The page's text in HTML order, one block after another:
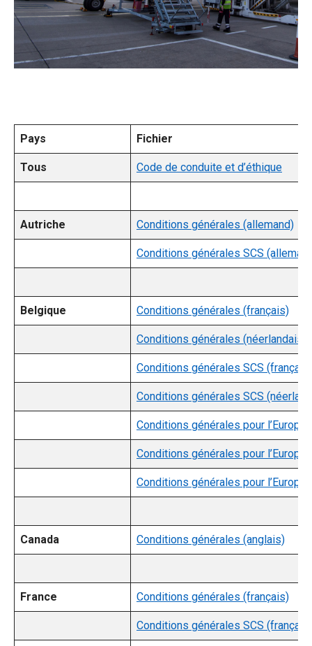
Pays Fichier
Tous Code de conduite et d’éthique
Autriche Conditions générales (allemand)
Conditions générales SCS
Belgique Conditions générales (français)
Conditions générales (néerlandais)
Conditions générales SCS (français)
Conditions générales SCS
Conditions générales pour l’Europe
Conditions générales pour l’Europe
Conditions générales pour l’Europe
Canada Conditions générales (anglais)
France Conditions générales (français)
Conditions générales SCS (français)